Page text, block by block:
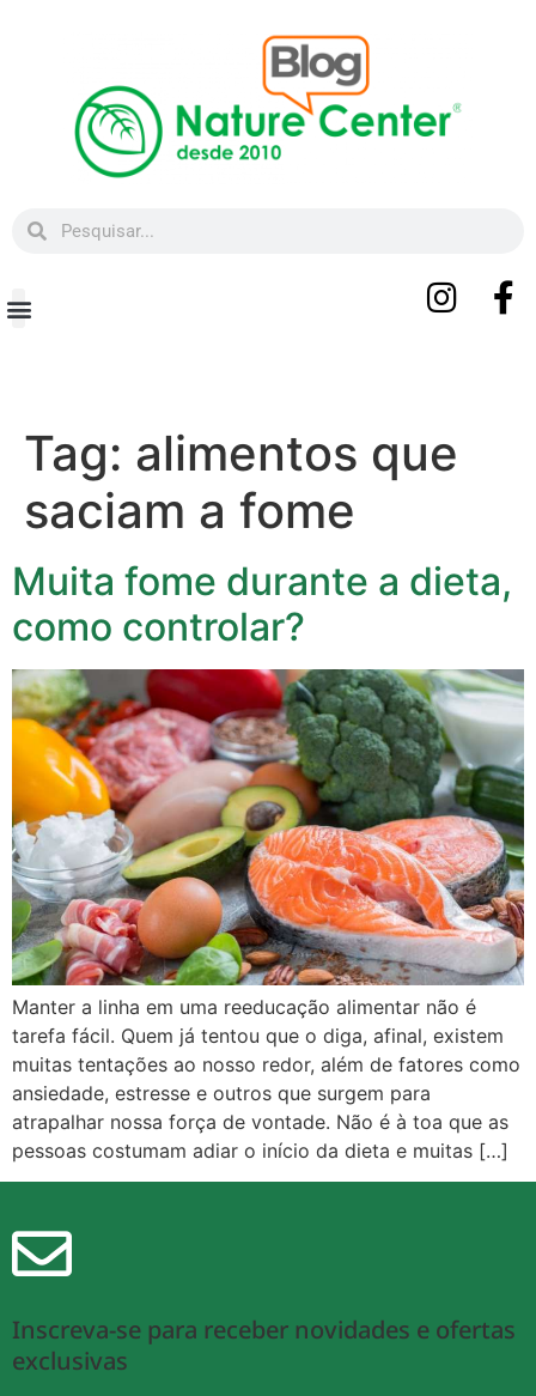
Tag: alimentos que
saciam a fome
Muita fome durante a dieta,
como controlar?
Manter a linha em uma reeducação alimentar não é
tarefa fácil. Quem já tentou que o diga, afinal, existem
muitas tentações ao nosso redor, além de fatores como
ansiedade, estresse e outros que surgem para
atrapalhar nossa força de vontade. Não é à toa que as
pessoas costumam adiar o início da dieta e muitas […]
Inscreva-se para receber novidades e ofertas
exclusivas